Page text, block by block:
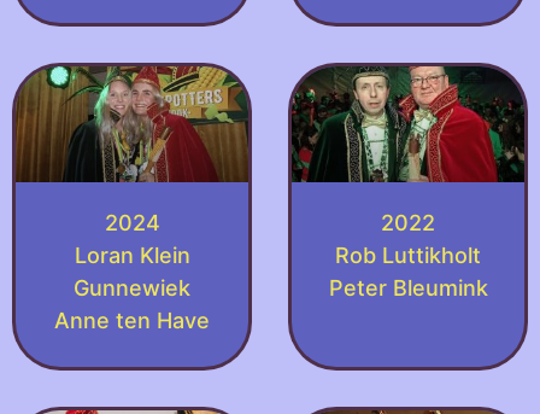
2024
Loran Klein
Gunnewiek
Anne ten Have
2022
Rob Luttikholt
Peter Bleumink